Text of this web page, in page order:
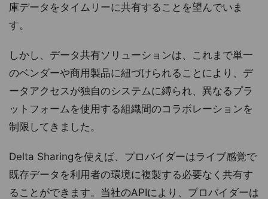
庫データをタイムリーに共有することを望んでいま
す。
しかし、データ共有ソリューションは、これまで単一
のベンダーや商用製品に紐づけられることにより、デ
ータアクセスが独自のシステムに縛られ、異なるプラ
ットフォームを使用する組織間のコラボレーションを
制限してきました。
Delta Sharingを使えば、プロバイダーはライブ感覚で
既存データを利用者の環境に複製する必要なく共有す
ることができます。当社のAPIにより、プロバイダーは